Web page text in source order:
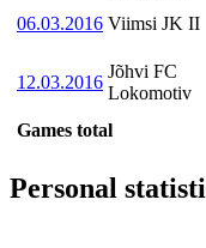
06.03.2016 Viimsi JK II
12.03.2016
Jõhvi FC
Lokomotiv
Games total
Personal